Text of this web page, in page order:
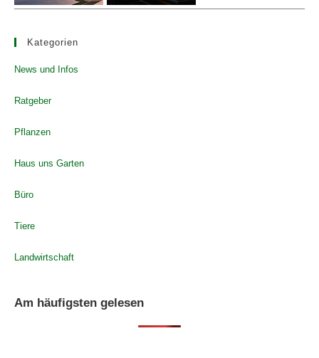
Kategorien
News und Infos
Ratgeber
Pflanzen
Haus uns Garten
Büro
Tiere
Landwirtschaft
Am häufigsten gelesen